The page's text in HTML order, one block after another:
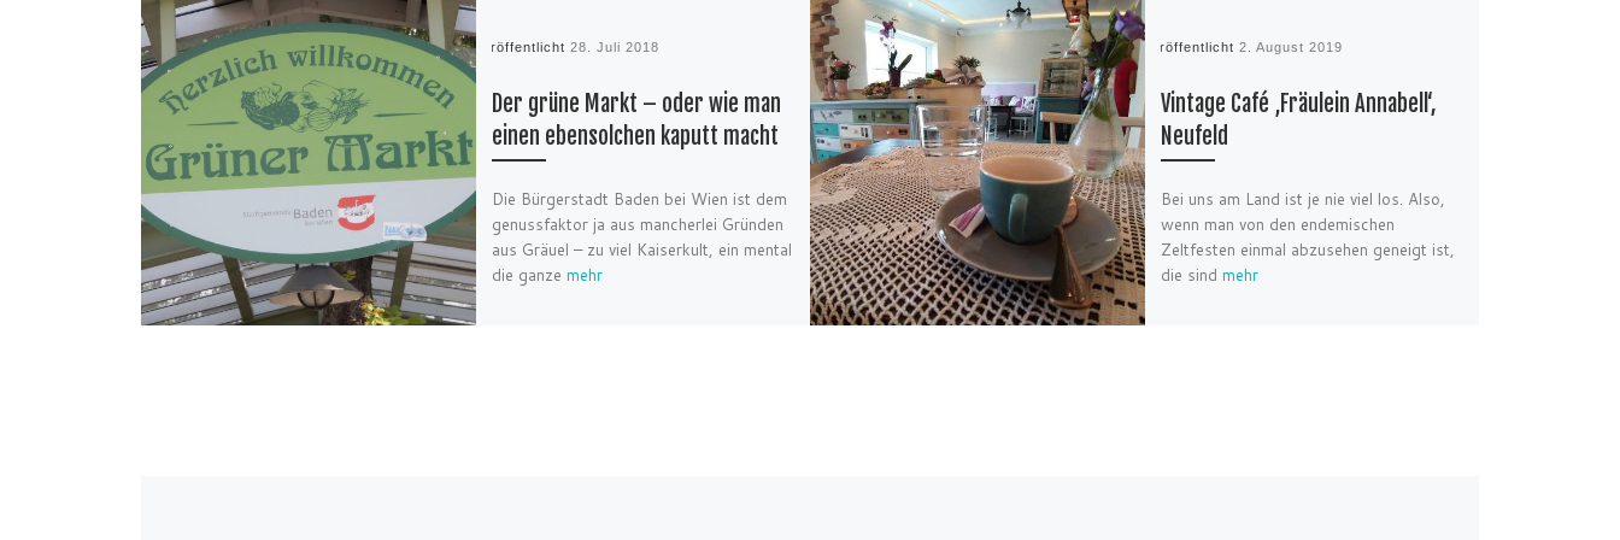
Veröffentlicht 28. Juli 2018
Der grüne Markt – oder wie man
einen ebensolchen kaputt macht
Die Bürgerstadt Baden bei Wien ist dem
genussfaktor ja aus mancherlei Gründen
aus Gräuel – zu viel Kaiserkult, ein mental
die ganze mehr
Veröffentlicht 2. August 2019
Vintage Café ‚Fräulein Annabell‘,
Neufeld
Bei uns am Land ist je nie viel los. Also,
wenn man von den endemischen
Zeltfesten einmal abzusehen geneigt ist,
die sind mehr